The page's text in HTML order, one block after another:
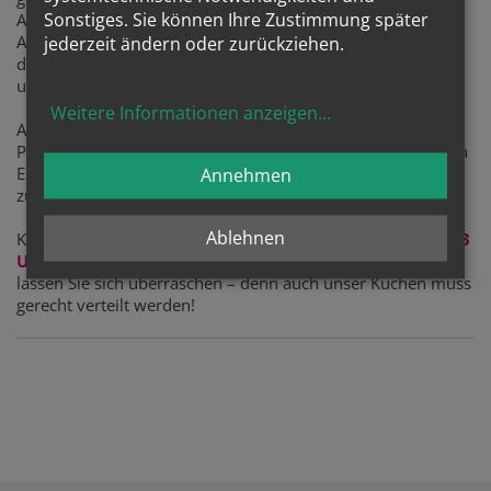
Altersarmut betrifft jede 10. Person. Frauen sind von
Altersarmut dreimal häufiger betroffen als Männer, die
durchschnittliche Alterspension in Österreich ist bei Frauen
um 40% niedriger als bei Männern.
Anlässlich des Welttags der Armen will die Ökumenische
Plattform alt.arm.weiblich in einer Aktion mit einprägsamen
Elementen auf die Altersarmut bei Frauen hinweisen und
zum Nachdenken anregen.
Kommen Sie am
18. November 2019 zwischen 11 und 13
Uhr in The Mall, holen Sie sich ein Stück vom Kuchen und
lassen Sie sich überraschen – denn auch unser Kuchen muss
gerecht verteilt werden!
Sonstiges. Sie können Ihre Zustimmung später
jederzeit ändern oder zurückziehen.
Weitere Informationen anzeigen...
Ablehnen
Annehmen